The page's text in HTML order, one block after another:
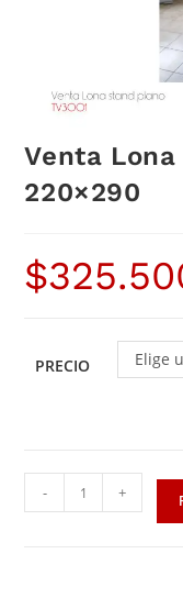
Venta
220×290
$
PRECIO Elige
- +